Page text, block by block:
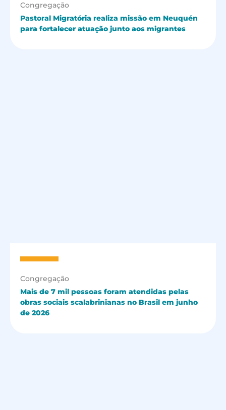
Congregação
Pastoral Migratória realiza missão em Neuquén
para fortalecer atuação junto aos migrantes
Congregação
Mais de 7 mil pessoas foram atendidas pelas
obras sociais scalabrinianas no Brasil em junho
de 2026